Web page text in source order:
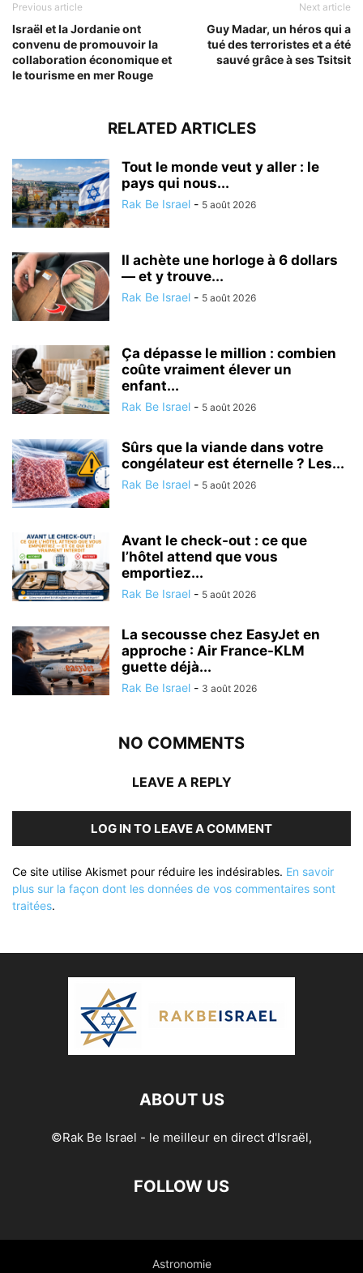
Previous article
Israël et la Jordanie ont
convenu de promouvoir la
collaboration économique et
le tourisme en mer Rouge
Next article
Guy Madar, un héros qui a
tué des terroristes et a été
sauvé grâce à ses Tsitsit
RELATED ARTICLES
Tout le monde veut y aller : le
pays qui nous...
Rak Be Israel - 5 août 2026
Il achète une horloge à 6 dollars
— et y trouve...
Rak Be Israel - 5 août 2026
Ça dépasse le million : combien
coûte vraiment élever un
enfant...
Rak Be Israel - 5 août 2026
Sûrs que la viande dans votre
congélateur est éternelle ? Les...
Rak Be Israel - 5 août 2026
Avant le check-out : ce que
l’hôtel attend que vous
emportiez...
Rak Be Israel - 5 août 2026
La secousse chez EasyJet en
approche : Air France-KLM
guette déjà...
Rak Be Israel - 3 août 2026
NO COMMENTS
LEAVE A REPLY
LOG IN TO LEAVE A COMMENT
Ce site utilise Akismet pour réduire les indésirables. En savoir
plus sur la façon dont les données de vos commentaires sont
traitées.
ABOUT US
©Rak Be Israel - le meilleur en direct d'Israël,
FOLLOW US
Astronomie